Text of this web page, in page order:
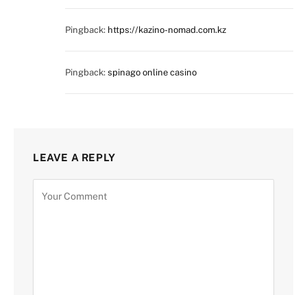
Pingback: https://kazino-nomad.com.kz
Pingback: spinago online casino
LEAVE A REPLY